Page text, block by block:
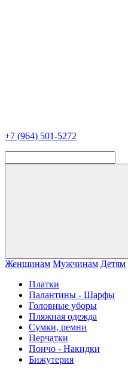
+7 (964) 501-5272
Женщинам Мужчинам Детям
Платки
Палантины - Шарфы
Головные уборы
Пляжная одежда
Сумки, ремни
Перчатки
Пончо - Накидки
Бижутерия